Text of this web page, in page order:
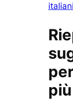
più